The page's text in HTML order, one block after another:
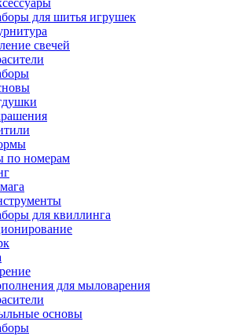
для шитья игрушек
свечей
по номерам
для квиллинга
для мыловарения
основы